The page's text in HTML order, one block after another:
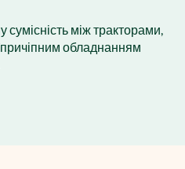
сумісність між тракторами,
обладнанням